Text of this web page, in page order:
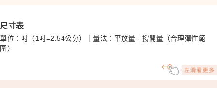
尺寸表
單位：吋（1吋=2.54公分）｜量法：平放量 - 撐開量（合理彈性範
圍）